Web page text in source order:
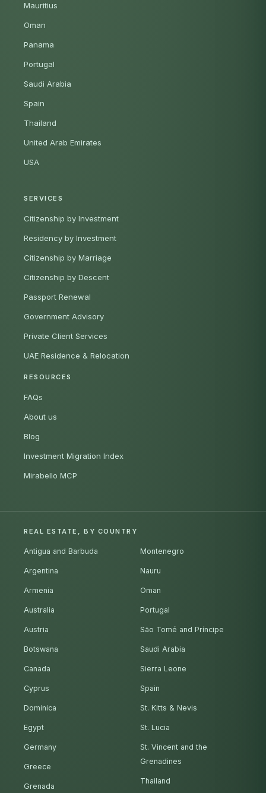
Mauritius
Oman
Panama
Portugal
Saudi Arabia
Spain
Thailand
United Arab Emirates
USA
SERVICES
Citizenship by Investment
Residency by Investment
Citizenship by Marriage
Citizenship by Descent
Passport Renewal
Government Advisory
Private Client Services
UAE Residence & Relocation
RESOURCES
FAQs
About us
Blog
Investment Migration Index
Mirabello MCP
REAL ESTATE, BY COUNTRY
Antigua and Barbuda
Argentina
Armenia
Australia
Austria
Botswana
Canada
Cyprus
Dominica
Egypt
Germany
Greece
Grenada
Montenegro
Nauru
Oman
Portugal
São Tomé and Príncipe
Saudi Arabia
Sierra Leone
Spain
St. Kitts & Nevis
St. Lucia
St. Vincent and the
Grenadines
Thailand